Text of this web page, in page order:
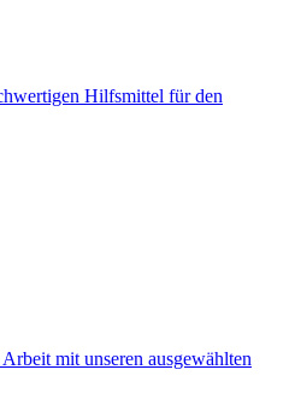
Hilfsmittel für den
mit unseren ausgewählten